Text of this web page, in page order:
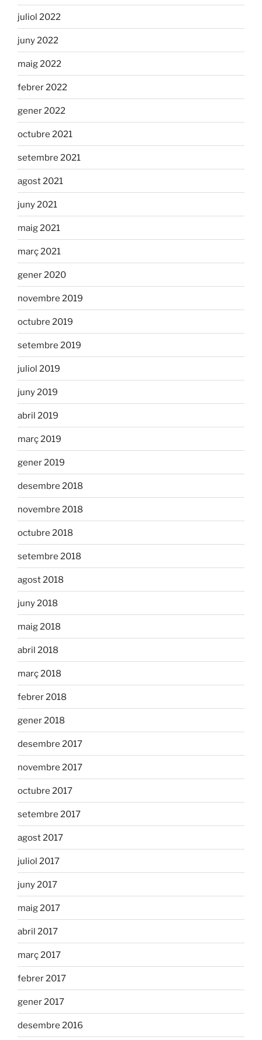
juliol 2022
juny 2022
maig 2022
febrer 2022
gener 2022
octubre 2021
setembre 2021
agost 2021
juny 2021
maig 2021
març 2021
gener 2020
novembre 2019
octubre 2019
setembre 2019
juliol 2019
juny 2019
abril 2019
març 2019
gener 2019
desembre 2018
novembre 2018
octubre 2018
setembre 2018
agost 2018
juny 2018
maig 2018
abril 2018
març 2018
febrer 2018
gener 2018
desembre 2017
novembre 2017
octubre 2017
setembre 2017
agost 2017
juliol 2017
juny 2017
maig 2017
abril 2017
març 2017
febrer 2017
gener 2017
desembre 2016